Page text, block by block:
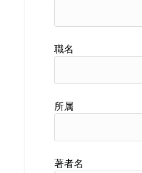
職名
所属
著者名